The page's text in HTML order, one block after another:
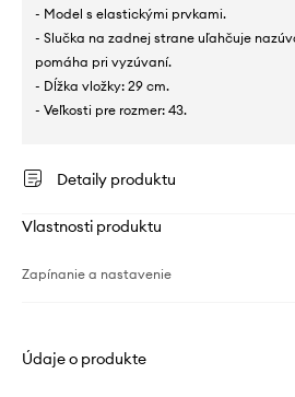
- Model s elastickými prvkami.
- Slučka na zadnej strane uľahčuje
pomáha pri vyzúvaní.
- Dĺžka vložky: 29 cm.
- Veľkosti pre rozmer: 43.
Detaily produktu
Vlastnosti produktu
Zapínanie a nastavenie
Údaje o produkte